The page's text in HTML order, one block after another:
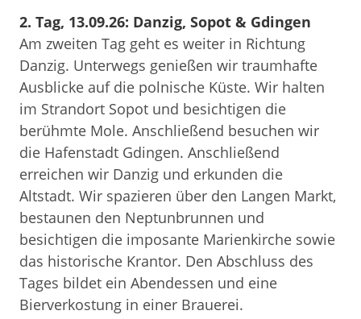
2. Tag, 13.09.26: Danzig, Sopot & Gdingen
Am zweiten Tag geht es weiter in Richtung
Danzig. Unterwegs genießen wir traumhafte
Ausblicke auf die polnische Küste. Wir halten
im Strandort Sopot und besichtigen die
berühmte Mole. Anschließend besuchen wir
die Hafenstadt Gdingen. Anschließend
erreichen wir Danzig und erkunden die
Altstadt. Wir spazieren über den Langen Markt,
bestaunen den Neptunbrunnen und
besichtigen die imposante Marienkirche sowie
das historische Krantor. Den Abschluss des
Tages bildet ein Abendessen und eine
Bierverkostung in einer Brauerei.